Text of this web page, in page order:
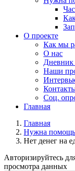
О проекте
Как мы
О нас
Дневник
Наши
Соц.
Главная
Главная
Нужна помощь
Нет денег на
Авторизируйтесь
просмотра данных